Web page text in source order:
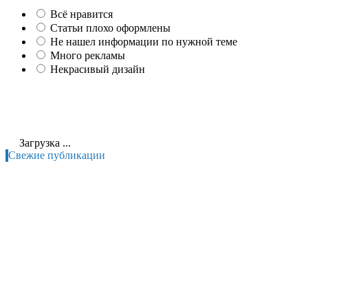
Всё нравится
Статьи плохо оформлены
Не нашел информации по нужной теме
Много рекламы
Некрасивый дизайн
Загрузка ...
Свежие публикации